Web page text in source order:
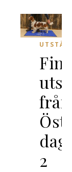
Fina
från
dag
2